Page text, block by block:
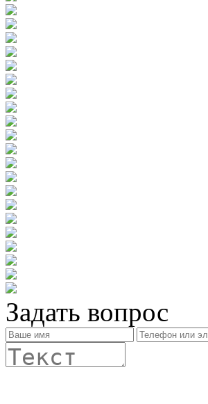
Задать вопрос